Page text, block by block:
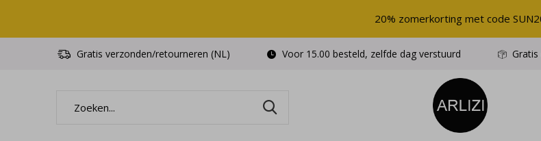
Gratis verzonden/retourneren (NL) Voor 15.00 besteld, zelfde dag verstuurd
20% zomerkorting met code